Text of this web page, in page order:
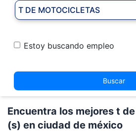
T DE MOTOCICLETAS
Estoy buscando empleo
Buscar
Encuentra los mejores t
(s) en ciudad de méxico